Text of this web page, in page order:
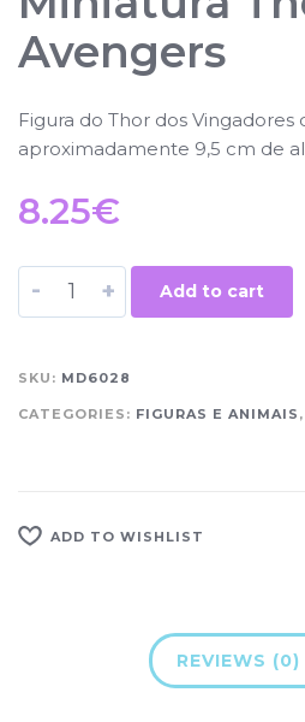
Avengers
Figura do Thor dos Vingadores
aproximadamente 9,5 cm de
8.25€
- + Add to cart
SKU: MD6028
CATEGORIES: FIGURAS E ANIMAIS ,
ADD TO WISHLIST
REVIEWS (0)